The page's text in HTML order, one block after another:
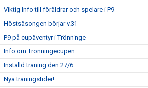
Viktig Info till föräldrar och spelare i P9
Höstsäsongen börjar v.31
P9 på cupäventyr i Trönninge
Info om Trönningecupen
Inställd träning den 27/6
Nya träningstider!